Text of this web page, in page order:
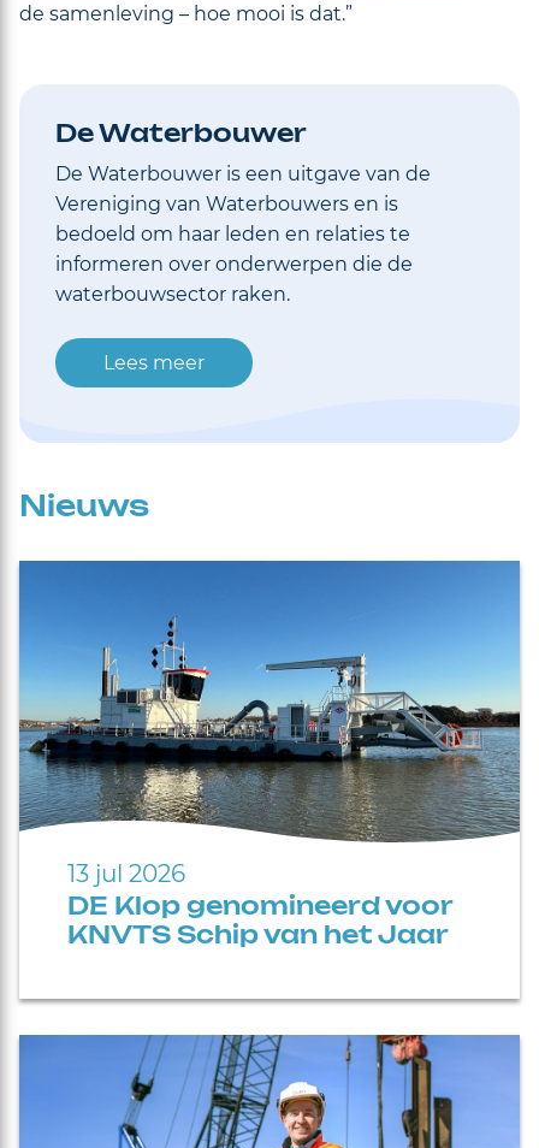
de samenleving – hoe mooi is dat.”
De Waterbouwer
De Waterbouwer is een uitgave van de
Vereniging van Waterbouwers en is
bedoeld om haar leden en relaties te
informeren over onderwerpen die de
waterbouwsector raken.
Lees meer
Nieuws
13 jul 2026
DE Klop genomineerd voor
KNVTS Schip van het Jaar